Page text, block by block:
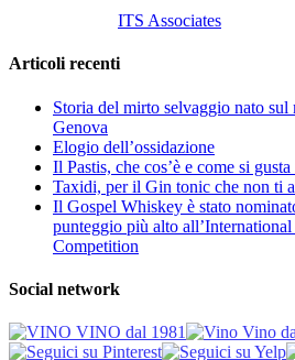
ITS Associates
Articoli recenti
Storia del mirto selvaggio nato sul
Genova
Elogio dell’ossidazione
Il Pastis, che cos’è e come si
Taxidi, per il Gin tonic che non ti
Il Gospel Whiskey è stato
punteggio più alto
Competition
Social network